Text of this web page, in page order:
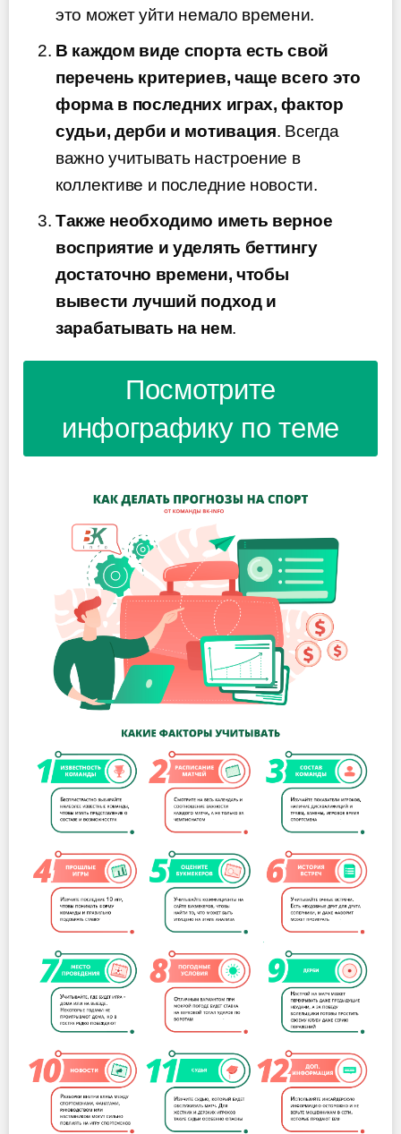
это может уйти немало времени.
В каждом виде спорта есть свой
перечень критериев, чаще всего это
форма в последних играх, фактор
судьи, дерби и мотивация. Всегда
важно учитывать настроение в
коллективе и последние новости.
Также необходимо иметь верное
восприятие и уделять беттингу
достаточно времени, чтобы
вывести лучший подход и
зарабатывать на нем.
Посмотрите
инфографику по теме